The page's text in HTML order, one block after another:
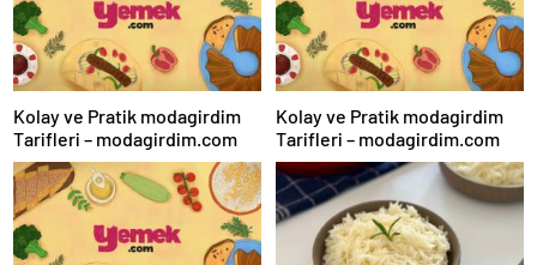
Kolay ve Pratik modagirdim
Tarifleri – modagirdim.com
Kolay ve Pratik modagirdim
Tarifleri – modagirdim.com